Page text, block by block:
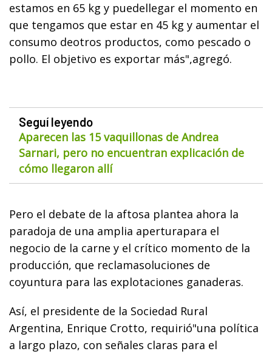
estamos en 65 kg y puedellegar el momento en
que tengamos que estar en 45 kg y aumentar el
consumo deotros productos, como pescado o
pollo. El objetivo es exportar más",agregó.
Seguí leyendo
Aparecen las 15 vaquillonas de Andrea
Sarnari, pero no encuentran explicación de
cómo llegaron allí
Pero el debate de la aftosa plantea ahora la
paradoja de una amplia aperturapara el
negocio de la carne y el crítico momento de la
producción, que reclamasoluciones de
coyuntura para las explotaciones ganaderas.
Así, el presidente de la Sociedad Rural
Argentina, Enrique Crotto, requirió"una política
a largo plazo, con señales claras para el